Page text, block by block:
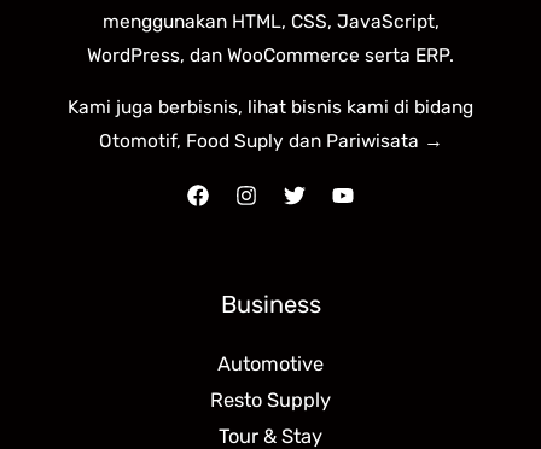
menggunakan HTML, CSS, JavaScript,
WordPress, dan WooCommerce serta ERP.
Kami juga berbisnis, lihat bisnis kami di bidang
Otomotif, Food Suply dan Pariwisata →
Business
Automotive
Resto Supply
Tour & Stay